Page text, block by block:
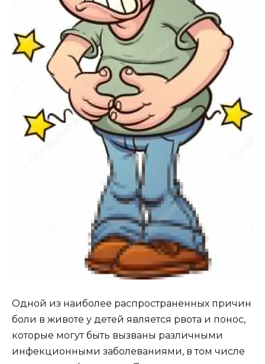
Одной из наиболее распространенных причин
боли в животе у детей является рвота и понос,
которые могут быть вызваны различными
инфекционными заболеваниями, в том числе